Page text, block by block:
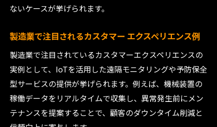
ないケースが挙げられます。
製造業で注目されるカスタマー エクスペリエンス例
製造業で注目されているカスタマーエクスペリエンスの
実例として、IoTを活用した遠隔モニタリングや予防保全
型サービスの提供が挙げられます。例えば、機械装置の
稼働データをリアルタイムで収集し、異常発生前にメン
テナンスを提案することで、顧客のダウンタイム削減と